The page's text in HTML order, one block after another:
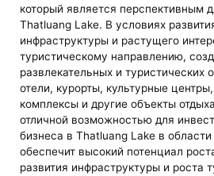
который является перспективным
Thatluang Lake. В условиях
инфраструктуры и растущего
туристическому направлению,
развлекательных и туристических
отели, курорты, культурные
комплексы и другие объекты
отличной возможностью для
бизнеса в Thatluang Lake в
обеспечит высокий потенциал
развития инфраструктуры и роста